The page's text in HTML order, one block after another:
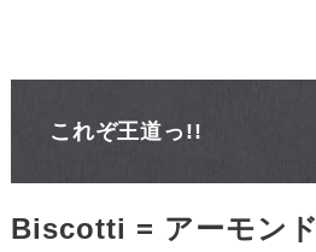
これぞ王道っ!!
Biscotti = アーモンド